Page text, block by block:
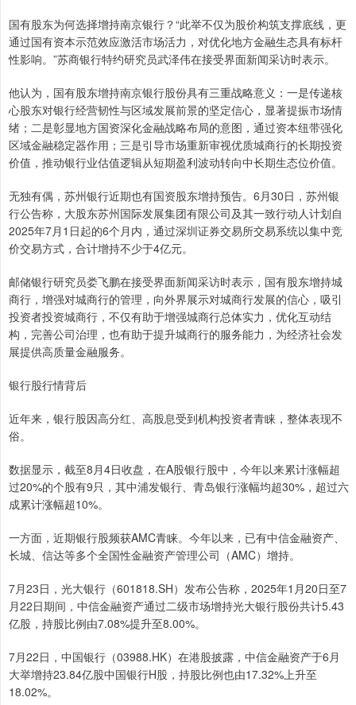
国有股东为何选择增持南京银行？“此举不仅为股价构筑支撑底线，更
通过国有资本示范效应激活市场活力，对优化地方金融生态具有标杆
性影响。”苏商银行特约研究员武泽伟在接受界面新闻采访时表示。
他认为，国有股东增持南京银行股份具有三重战略意义：一是传递核
心股东对银行经营韧性与区域发展前景的坚定信心，显著提振市场情
绪；二是彰显地方国资深化金融战略布局的意图，通过资本纽带强化
区域金融稳定器作用；三是引导市场重新审视优质城商行的长期投资
价值，推动银行业估值逻辑从短期盈利波动转向中长期生态位价值。
无独有偶，苏州银行近期也有国资股东增持预告。6月30日，苏州银
行公告称，大股东苏州国际发展集团有限公司及其一致行动人计划自
2025年7月1日起的6个月内，通过深圳证券交易所交易系统以集中竞
价交易方式，合计增持不少于4亿元。
邮储银行研究员娄飞鹏在接受界面新闻采访时表示，国有股东增持城
商行，增强对城商行的管理，向外界展示对城商行发展的信心，吸引
投资者投资城商行，不仅有助于增强城商行总体实力，优化互动结
构，完善公司治理，也有助于提升城商行的服务能力，为经济社会发
展提供高质量金融服务。
银行股行情背后
近年来，银行股因高分红、高股息受到机构投资者青睐，整体表现不
俗。
数据显示，截至8月4日收盘，在A股银行股中，今年以来累计涨幅超
过20%的个股有9只，其中浦发银行、青岛银行涨幅均超30%，超过六
成累计涨幅超10%。
一方面，近期银行股频获AMC青睐。今年以来，已有中信金融资产、
长城、信达等多个全国性金融资产管理公司（AMC）增持。
7月23日，光大银行（601818.SH）发布公告称，2025年1月20日至7
月22日期间，中信金融资产通过二级市场增持光大银行股份共计5.43
亿股，持股比例由7.08%提升至8.00%。
7月22日，中国银行（03988.HK）在港股披露，中信金融资产于6月
大举增持23.84亿股中国银行H股，持股比例也由17.32%上升至
18.02%。